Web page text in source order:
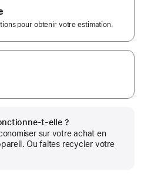
pour obtenir votre estimation.
t-elle ?
sur votre achat en
Ou faites recycler votre